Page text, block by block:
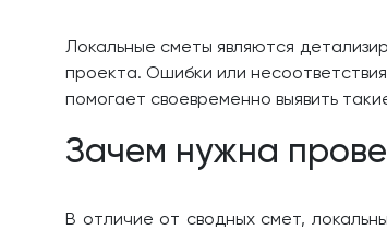
Локальные сметы являются
проекта. Ошибки или
помогает своевременно выявить
Зачем нужна
В отличие от сводных смет,